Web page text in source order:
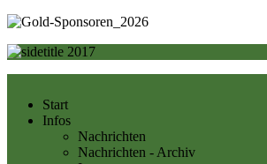
Start
Infos
Nachrichten
Nachrichten - Archiv